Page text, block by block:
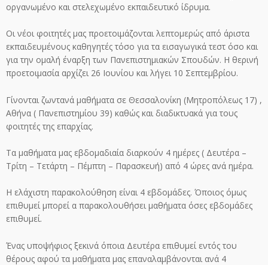
οργανωμένο και στελεχωμένο εκπαιδευτικό ίδρυμα.
Οι νέοι φοιτητές μας προετοιμάζονται λεπτομερώς από άριστα
εκπαιδευμένους καθηγητές τόσο για τα εισαγωγικά τεστ όσο και
για την ομαλή έναρξη των Πανεπιστημιακών Σπουδών. Η θερινή
προετοιμασία αρχίζει 26 Ιουνίου και λήγει 10 Σεπτεμβρίου.
Γίνονται ζωντανά μαθήματα σε Θεσσαλονίκη (Μητροπόλεως 17) ,
Αθήνα ( Πανεπιστημίου 39) καθώς και διαδικτυακά για τους
φοιτητές της επαρχίας.
Τα μαθήματα μας εβδομαδιαία διαρκούν 4 ημέρες ( Δευτέρα –
Τρίτη – Τετάρτη – Πέμπτη – Παρασκευή) από 4 ώρες ανά ημέρα.
Η ελάχιστη παρακολούθηση είναι 4 εβδομάδες. Όποιος όμως
επιθυμεί μπορεί α παρακολουθήσει μαθήματα όσες εβδομάδες
επιθυμεί.
Ένας υποψήφιος ξεκινά όποια Δευτέρα επιθυμεί εντός του
θέρους αφού τα μαθήματα μας επαναλαμβάνονται ανά 4